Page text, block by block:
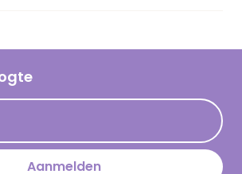
Aanmelden